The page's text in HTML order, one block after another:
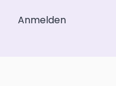
Anmelden